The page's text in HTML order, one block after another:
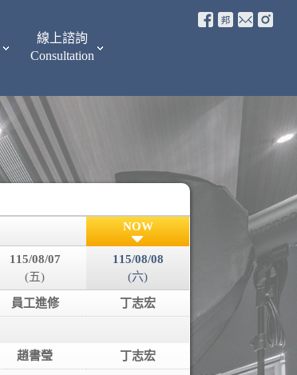
線上諮詢
Consultation
NOW
115/08/07
(五)
115/08/08
(六)
員工進修 丁志宏
趙書瑩 丁志宏